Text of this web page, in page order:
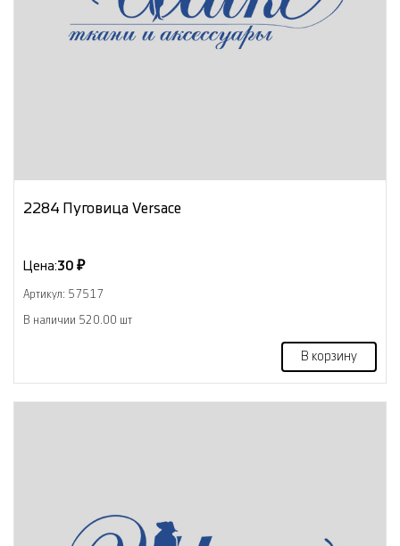
2284 Пуговица Versace
Цена:30 ₽
Артикул: 57517
В наличии 520.00 шт
В корзину